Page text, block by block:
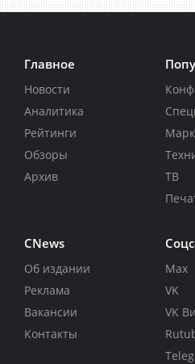
Главное
Новости
Аналитика
Рейтинги
Обзоры
Архив
ТВ
CNews
Об издании
Реклама
Вакансии
Контакты
Max
VK
VK